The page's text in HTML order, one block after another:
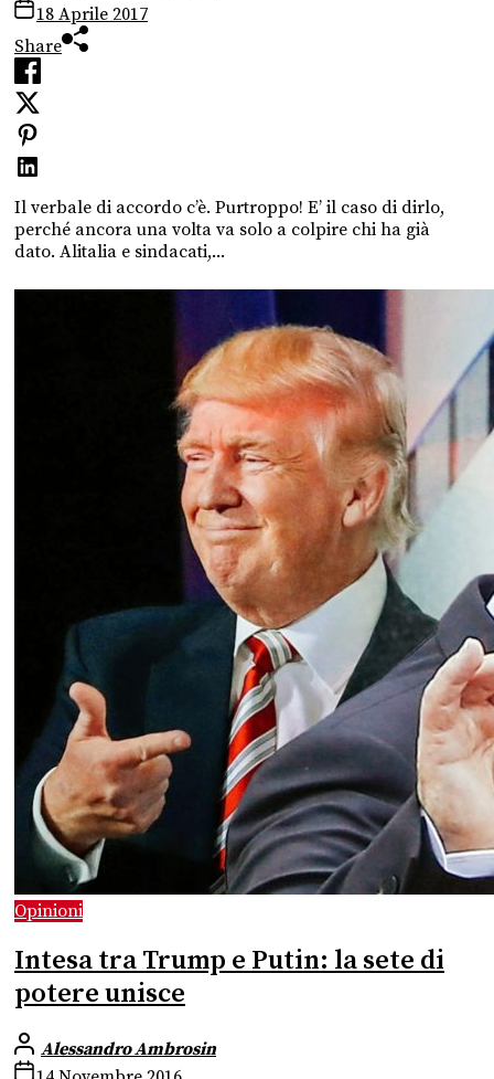
18 Aprile 2017
Share
Il verbale di accordo c’è. Purtroppo! E’ il caso di dirlo,
perché ancora una volta va solo a colpire chi ha già
dato. Alitalia e sindacati,...
Opinioni
Intesa tra Trump e Putin: la sete di
potere unisce
Alessandro Ambrosin